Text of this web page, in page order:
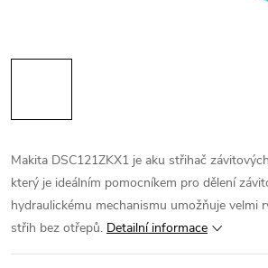
Makita DSC121ZKX1 je aku střihač
který je ideálním pomocníkem pro dělení
hydraulickému mechanismu umožňuje velmi
střih bez otřepů. Detailní informace